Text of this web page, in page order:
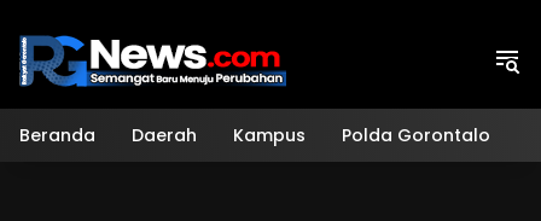
konten
Beranda Daerah Kampus Polda Gorontalo